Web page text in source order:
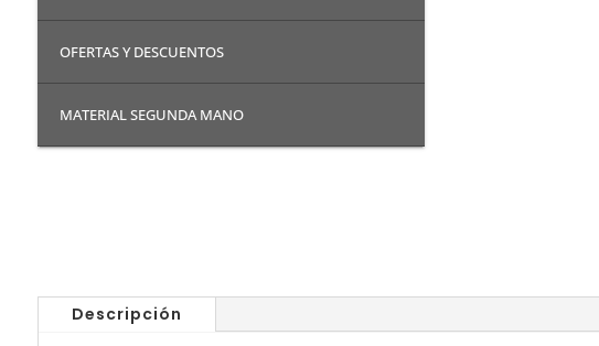
OFERTAS Y DESCUENTOS
MATERIAL SEGUNDA MANO
Descripción